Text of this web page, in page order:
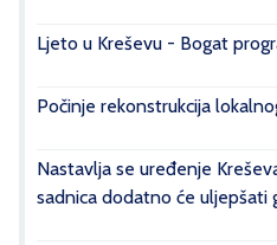
Ljeto u Kreševu - Bogat
Počinje rekonstrukcija
Nastavlja se uređenje
sadnica dodatno će uljepšati